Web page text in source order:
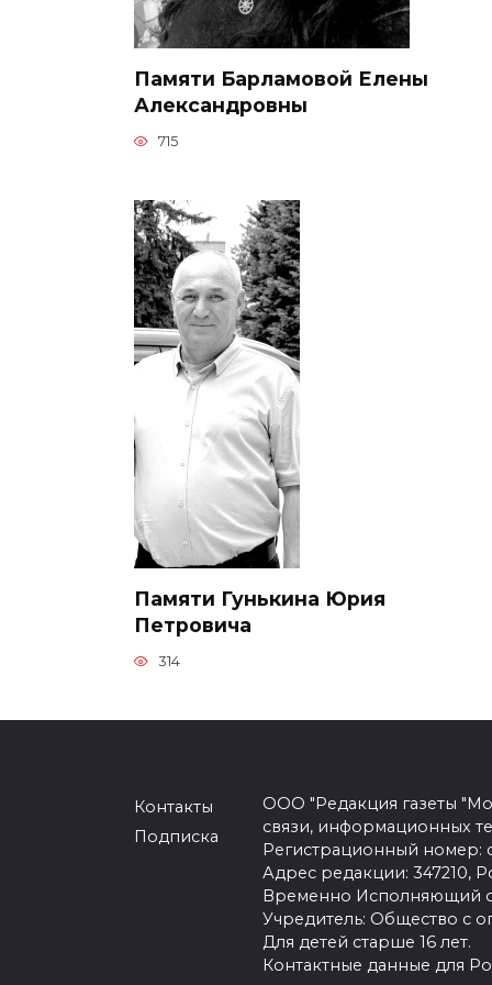
Памяти Барламовой Елены
Александровны
715
Памяти Гунькина Юрия
Петровича
314
Контакты
Подписка
ООО "Редакция газеты
связи, информационных
Регистрационный номер:
Адрес редакции: 347210,
Временно Исполняющий
Учредитель: Общество с
Для детей старше 16 лет.
Контактные данные для